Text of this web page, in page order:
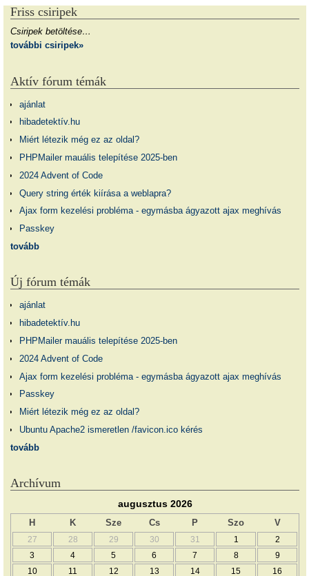
Friss csiripek
Csiripek betöltése…
további csiripek»
Aktív fórum témák
ajánlat
hibadetektív.hu
Miért létezik még ez az oldal?
PHPMailer mauális telepítése 2025-ben
2024 Advent of Code
Query string érték kiírása a weblapra?
Ajax form kezelési probléma - egymásba ágyazott ajax meghívás
Passkey
tovább
Új fórum témák
ajánlat
hibadetektív.hu
PHPMailer mauális telepítése 2025-ben
2024 Advent of Code
Ajax form kezelési probléma - egymásba ágyazott ajax meghívás
Passkey
Miért létezik még ez az oldal?
Ubuntu Apache2 ismeretlen /favicon.ico kérés
tovább
Archívum
augusztus 2026
H K Sze Cs P Szo V
27 28 29 30 31 1
2
3
4 5 6 7 8
9
10
11 12 13 14 15 16